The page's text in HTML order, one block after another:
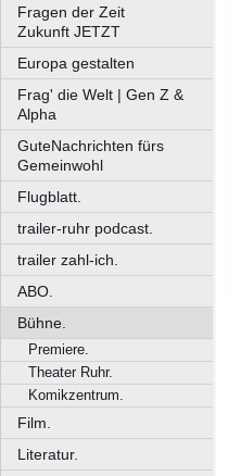
Fragen der Zeit
Zukunft JETZT
Europa gestalten
Frag' die Welt | Gen Z &
Alpha
GuteNachrichten fürs
Gemeinwohl
Flugblatt.
trailer-ruhr podcast.
trailer zahl-ich.
ABO.
Bühne.
Premiere.
Theater Ruhr.
Komikzentrum.
Film.
Literatur.